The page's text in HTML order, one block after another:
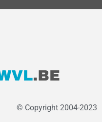
© Copyright 2004-2023